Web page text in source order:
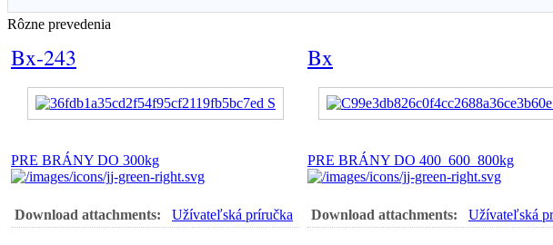
Rôzne prevedenia
Bx-243
PRE BRÁNY DO 300kg
Download attachments: Užívateľská príručka
Bx
PRE BRÁNY DO 400_600_800kg
Download attachments: Užívateľská